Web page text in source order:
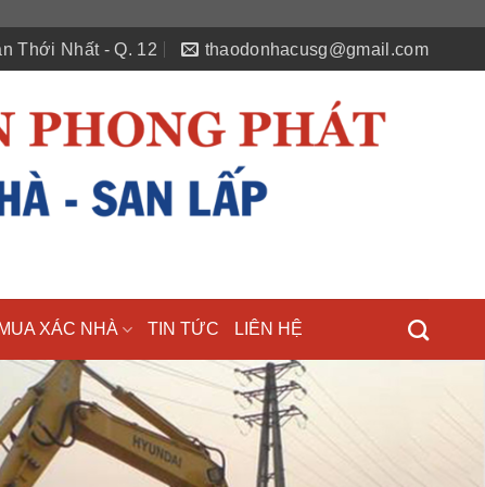
Thới Nhất - Q. 12 thaodonhacusg@gmail.com
XÁC NHÀ TIN TỨC LIÊN HỆ